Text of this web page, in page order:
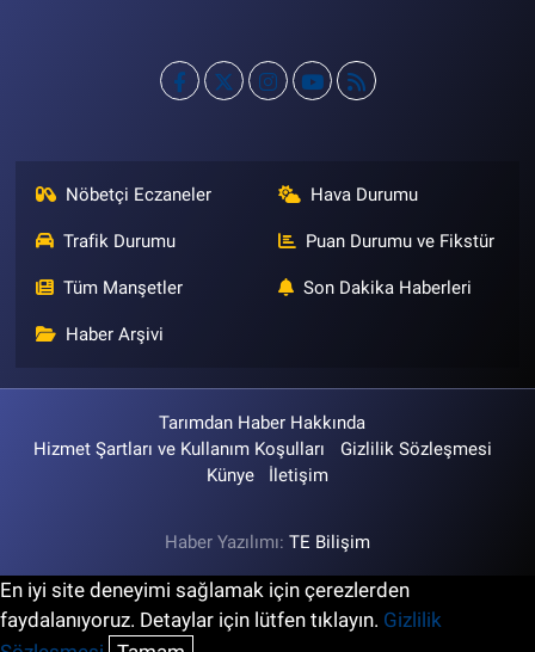
Nöbetçi Eczaneler Hava Durumu
Trafik Durumu Puan Durumu ve Fikstür
Tüm Manşetler Son Dakika Haberleri
Haber Arşivi
Tarımdan Haber Hakkında
Hizmet Şartları ve Kullanım Koşulları
Gizlilik Sözleşmesi
Künye
İletişim
Haber Yazılımı: TE Bilişim
En iyi site deneyimi sağlamak için çerezlerden
faydalanıyoruz. Detaylar için lütfen tıklayın. Gizlilik